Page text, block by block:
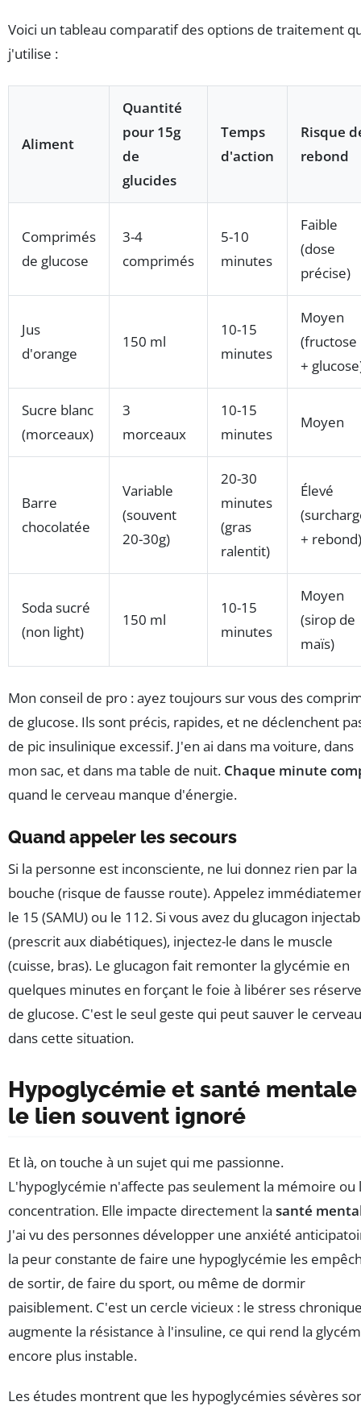
Voici un tableau comparatif des options de traitement
j'utilise :
Aliment
Quantité
pour 15g
de
glucides
Temps
d'action
Risque
rebond
Comprimés
de glucose
3-4
comprimés
5-10
minutes
Faible
(dose
précise)
Jus
d'orange
150 ml
10-15
minutes
Moyen
(fructose
+
Sucre blanc
(morceaux)
3
morceaux
10-15
minutes
Moyen
Barre
chocolatée
Variable
(souvent
20-30g)
20-30
minutes
(gras
ralentit)
Élevé
+ rebond)
Soda sucré
(non light)
150 ml
10-15
minutes
Moyen
(sirop de
maïs)
Mon conseil de pro : ayez toujours sur vous des
de glucose. Ils sont précis, rapides, et ne déclenchent
de pic insulinique excessif. J'en ai dans ma voiture, dans
mon sac, et dans ma table de nuit. Chaque minute
quand le cerveau manque d'énergie.
Quand appeler les secours
Si la personne est inconsciente, ne lui donnez rien par la
bouche (risque de fausse route). Appelez
le 15 (SAMU) ou le 112. Si vous avez du glucagon
(prescrit aux diabétiques), injectez-le dans le muscle
(cuisse, bras). Le glucagon fait remonter la glycémie en
quelques minutes en forçant le foie à libérer ses
de glucose. C'est le seul geste qui peut sauver le cerveau
dans cette situation.
Hypoglycémie et santé mentale
le lien souvent ignoré
Et là, on touche à un sujet qui me passionne.
L'hypoglycémie n'affecte pas seulement la mémoire ou
concentration. Elle impacte directement la santé
J'ai vu des personnes développer une anxiété
la peur constante de faire une hypoglycémie les
de sortir, de faire du sport, ou même de dormir
paisiblement. C'est un cercle vicieux : le stress
augmente la résistance à l'insuline, ce qui rend la
encore plus instable.
Les études montrent que les hypoglycémies sévères